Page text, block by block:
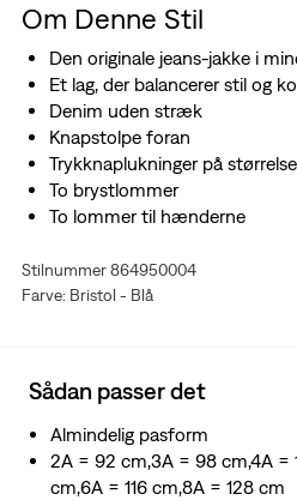
Om Denne Stil
Den originale jeans-jakke i
Et lag, der balancerer stil og
Denim uden stræk
Knapstolpe foran
Trykknaplukninger på
To brystlommer
To lommer til hænderne
Stilnummer 864950004
Farve: Bristol - Blå
Sådan passer det
Almindelig pasform
2A = 92 cm,3A = 98 cm,4A =
cm,6A = 116 cm,8A = 128 cm